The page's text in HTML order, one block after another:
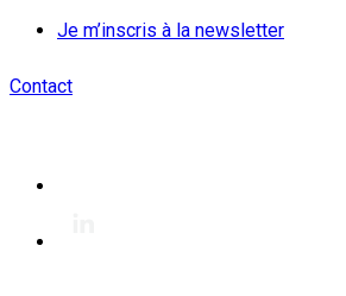
Je m’inscris à la newsletter
Contact